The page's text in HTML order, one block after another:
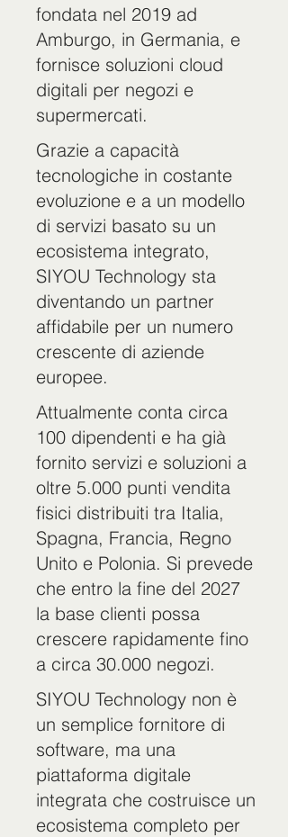
fondata nel 2019 ad
Amburgo, in Germania, e
fornisce soluzioni cloud
digitali per negozi e
supermercati.
Grazie a capacità
tecnologiche in costante
evoluzione e a un modello
di servizi basato su un
ecosistema integrato,
SIYOU Technology sta
diventando un partner
affidabile per un numero
crescente di aziende
europee.
Attualmente conta circa
100 dipendenti e ha già
fornito servizi e soluzioni a
oltre 5.000 punti vendita
fisici distribuiti tra Italia,
Spagna, Francia, Regno
Unito e Polonia. Si prevede
che entro la fine del 2027
la base clienti possa
crescere rapidamente fino
a circa 30.000 negozi.
SIYOU Technology non è
un semplice fornitore di
software, ma una
piattaforma digitale
integrata che costruisce un
ecosistema completo per